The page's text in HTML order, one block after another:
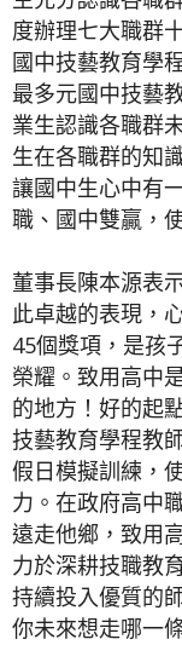
度辦理七大職群
國中技藝教育學
最多元國中技藝
業生認識各職群
生在各職群的知
讓國中生心中有
職、國中雙贏，
董事長陳本源表
此卓越的表現，
45個獎項，是孩
榮耀。致用高中
的地方！好的起
技藝教育學程教
假日模擬訓練，
力。在政府高中
遠走他鄉，致用
力於深耕技職教
持續投入優質的
你未來想走哪一